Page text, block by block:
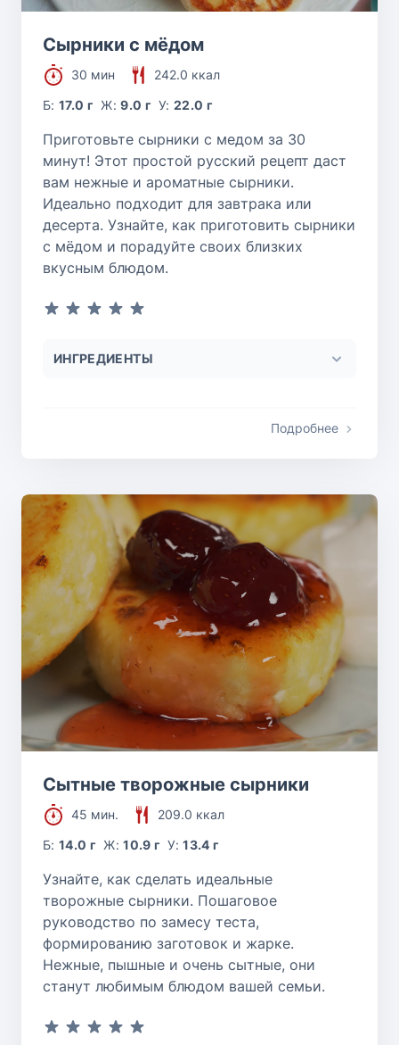
Сырники с мёдом
30 мин
242.0 ккал
Б:17.0 г Ж:9.0 г У:22.0 г
Приготовьте сырники с медом за 30
минут! Этот простой русский рецепт даст
вам нежные и ароматные сырники.
Идеально подходит для завтрака или
десерта. Узнайте, как приготовить сырники
с мёдом и порадуйте своих близких
вкусным блюдом.
ИНГРЕДИЕНТЫ
Подробнее
Сытные творожные сырники
45 мин.
209.0 ккал
Б:14.0 г Ж:10.9 г У:13.4 г
Узнайте, как сделать идеальные
творожные сырники. Пошаговое
руководство по замесу теста,
формированию заготовок и жарке.
Нежные, пышные и очень сытные, они
станут любимым блюдом вашей семьи.